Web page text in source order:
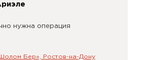
нужна операция
Бер», Ростов-на-Дону